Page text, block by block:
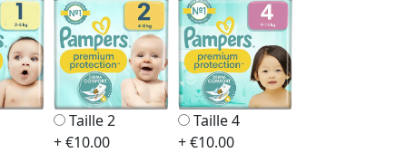
Taille 2
+ €10.00
Taille 4
+ €10.00